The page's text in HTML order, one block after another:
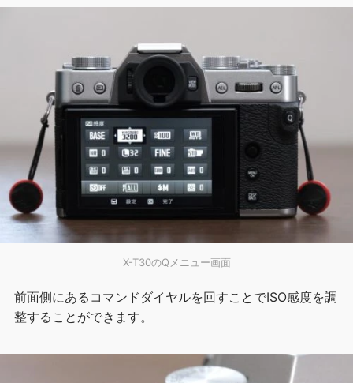
X-T30のQメニュー画面
前面側にあるコマンドダイヤルを回すことでISO感度を調
整することができます。